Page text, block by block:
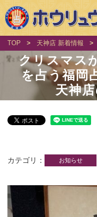
TOP > 天神店 新着情報 >
クリスマス
を占う福岡
天神
カテゴリ お知らせ